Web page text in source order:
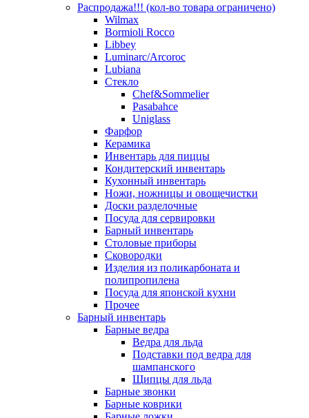
Распродажа!!! (кол-во товара ограничено)
Wilmax
Bormioli Rocco
Libbey
Luminarc/Arcoroc
Lubiana
Стекло
Chef&Sommelier
Pasabahce
Uniglass
Фарфор
Керамика
Инвентарь для пиццы
Кондитерский инвентарь
Кухонный инвентарь
Ножи, ножницы и овощечистки
Доски разделочные
Посуда для сервировки
Барный инвентарь
Столовые приборы
Сковородки
Изделия из поликарбоната и
полипропилена
Посуда для японской кухни
Прочее
Барный инвентарь
Барные ведра
Ведра для льда
Подставки под ведра для
шампанского
Щипцы для льда
Барные звонки
Барные коврики